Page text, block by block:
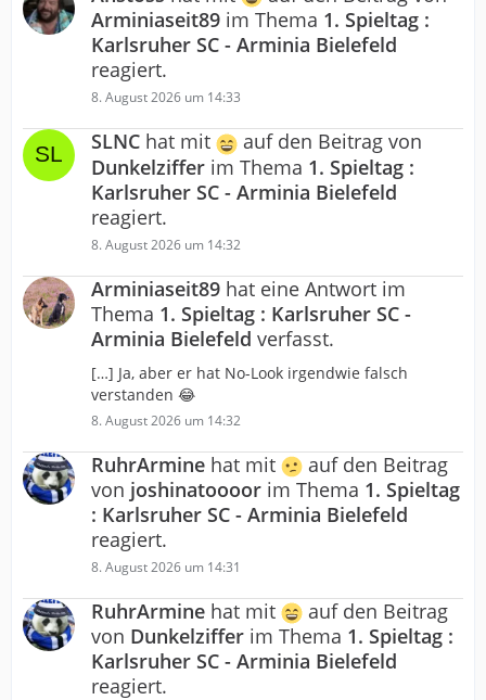
Arminiaseit89 im Thema 1. Spieltag :
Karlsruher SC - Arminia Bielefeld
reagiert.
8. August 2026 um 14:33
SLNC hat mit
auf den Beitrag von
Dunkelziffer im Thema 1. Spieltag :
Karlsruher SC - Arminia Bielefeld
reagiert.
8. August 2026 um 14:32
Arminiaseit89 hat eine Antwort im
Thema 1. Spieltag : Karlsruher SC -
Arminia Bielefeld verfasst.
[…] Ja, aber er hat No-Look irgendwie falsch
verstanden 😂
8. August 2026 um 14:32
RuhrArmine hat mit
auf den Beitrag
von joshinatoooor im Thema 1. Spieltag
: Karlsruher SC - Arminia Bielefeld
reagiert.
8. August 2026 um 14:31
RuhrArmine hat mit
auf den Beitrag
von Dunkelziffer im Thema 1. Spieltag :
Karlsruher SC - Arminia Bielefeld
reagiert.